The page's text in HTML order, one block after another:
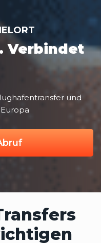
Verbindet
und